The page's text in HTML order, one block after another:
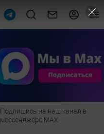
Подпишись на наш канал в
мессенджере МАХ